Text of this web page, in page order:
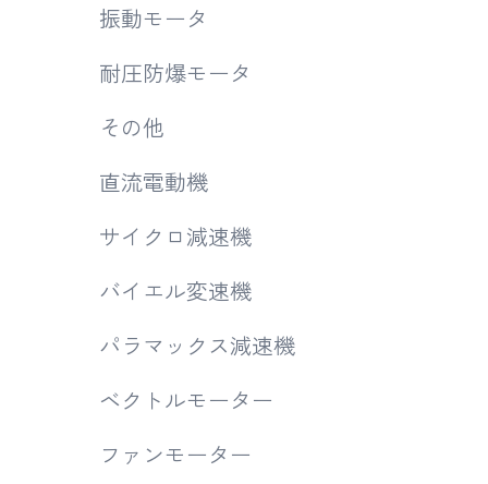
振動モータ
耐圧防爆モータ
その他
直流電動機
サイクロ減速機
バイエル変速機
パラマックス減速機
ベクトルモーター
ファンモーター